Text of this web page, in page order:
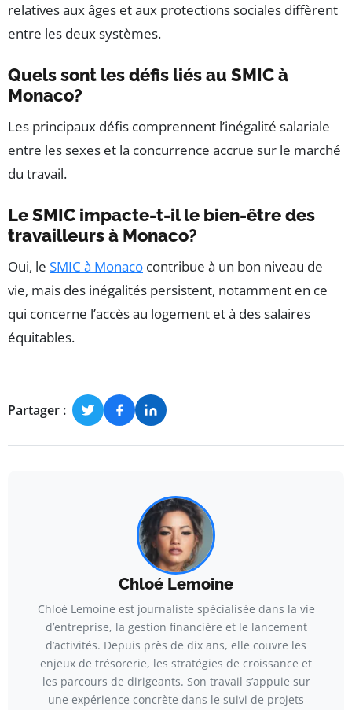
relatives aux âges et aux protections sociales diffèrent
entre les deux systèmes.
Quels sont les défis liés au SMIC à
Monaco?
Les principaux défis comprennent l’inégalité salariale
entre les sexes et la concurrence accrue sur le marché
du travail.
Le SMIC impacte-t-il le bien-être des
travailleurs à Monaco?
Oui, le SMIC à Monaco contribue à un bon niveau de
vie, mais des inégalités persistent, notamment en ce
qui concerne l’accès au logement et à des salaires
équitables.
Partager :
Chloé Lemoine
Chloé Lemoine est journaliste spécialisée dans la vie
d’entreprise, la gestion financière et le lancement
d’activités. Depuis près de dix ans, elle couvre les
enjeux de trésorerie, les stratégies de croissance et
les parcours de dirigeants. Son travail s’appuie sur
une expérience concrète dans le suivi de projets